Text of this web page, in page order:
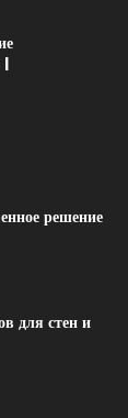
|
решение
для стен и